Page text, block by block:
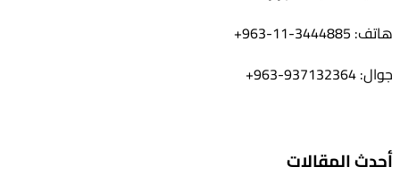
هاتف: 3444885-11-963+
جوال: 937132364-963+
أحدث المقالات